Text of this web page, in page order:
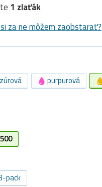
1 zlaťák
za ne môžem zaobstarať?
purpurová
pack